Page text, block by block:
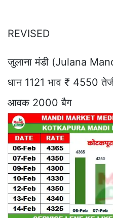
REVISED
जुलाना मंडी (Julana
धान 1121 भाव ₹ 4550
आवक 2000 बैग